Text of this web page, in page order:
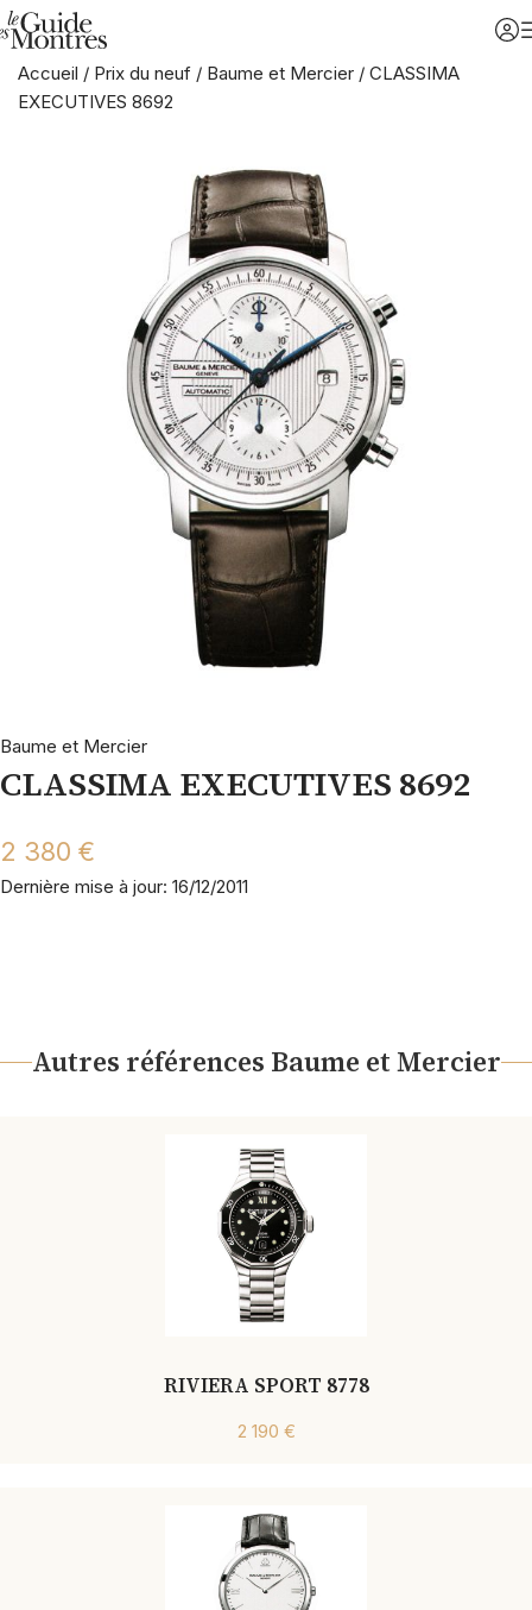
Accueil / Prix du neuf / Baume et Mercier / CLASSIMA
EXECUTIVES 8692
Baume et Mercier
CLASSIMA EXECUTIVES 8692
2 380 €
Dernière mise à jour: 16/12/2011
Autres références Baume et Mercier
RIVIERA SPORT 8778
2 190 €